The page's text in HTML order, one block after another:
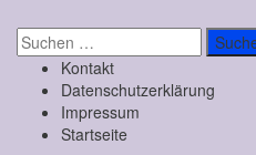
Suchen
nach: Kontakt
Datenschutzerklärung
Impressum
Startseite